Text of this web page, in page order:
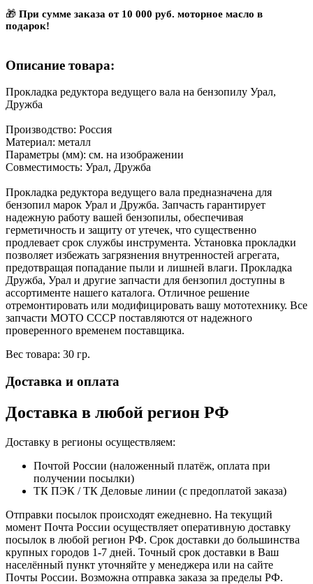
🎁 При сумме заказа от 10 000 руб. моторное масло в
подарок!
Описание товара:
Прокладка редуктора ведущего вала на бензопилу Урал,
Дружба
Производство: Россия
Материал: металл
Параметры (мм): см. на изображении
Совместимость: Урал, Дружба
Прокладка редуктора ведущего вала предназначена для
бензопил марок Урал и Дружба. Запчасть гарантирует
надежную работу вашей бензопилы, обеспечивая
герметичность и защиту от утечек, что существенно
продлевает срок службы инструмента. Установка прокладки
позволяет избежать загрязнения внутренностей агрегата,
предотвращая попадание пыли и лишней влаги. Прокладка
Дружба, Урал и другие запчасти для бензопил доступны в
ассортименте нашего каталога. Отличное решение
отремонтировать или модифицировать вашу мототехнику. Все
запчасти МОТО СССР поставляются от надежного
проверенного временем поставщика.
Вес товара: 30 гр.
Доставка и оплата
Доставка в любой регион РФ
Доставку в регионы осуществляем:
Почтой России (наложенный платёж, оплата при
получении посылки)
ТК ПЭК / ТК Деловые линии (с предоплатой заказа)
Отправки посылок происходят ежедневно. На текущий
момент Почта России осуществляет оперативную доставку
посылок в любой регион РФ. Срок доставки до большинства
крупных городов 1-7 дней. Точный срок доставки в Ваш
населённый пункт уточняйте у менеджера или на сайте
Почты России. Возможна отправка заказа за пределы РФ.